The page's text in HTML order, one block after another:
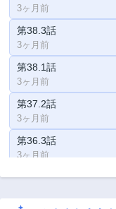
3ヶ月前
第38.3話
3ヶ月前
第38.1話
3ヶ月前
第37.2話
3ヶ月前
第36.3話
3ヶ月前
第36.1話